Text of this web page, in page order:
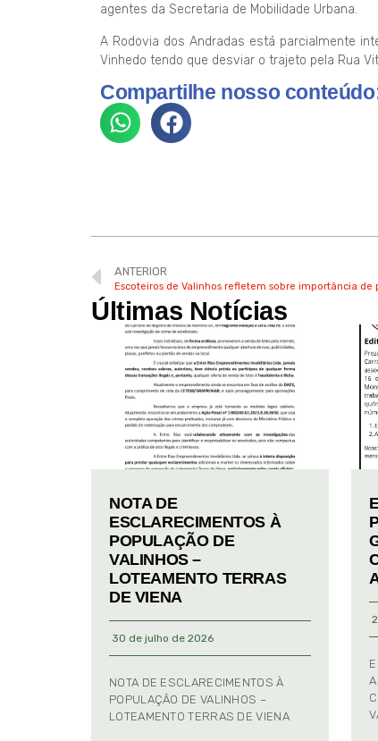
agentes da Secretaria de Mobilidade Urbana.
A Rodovia dos Andradas está parcialmente
Vinhedo tendo que desviar o trajeto pela Rua
Compartilhe nosso
ANTERIOR
Escoteiros de Valinhos refletem sobre importância de
Últimas Notícias
NOTA DE
ESCLARECIMENTOS À
POPULAÇÃO DE
VALINHOS –
LOTEAMENTO TERRAS
DE VIENA
30 de julho de 2026
NOTA DE ESCLARECIMENTOS À
POPULAÇÃO DE VALINHOS –
LOTEAMENTO TERRAS DE VIENA